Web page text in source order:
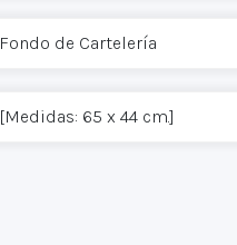
Fondo de Cartelería
[Medidas: 65 x 44 cm.]